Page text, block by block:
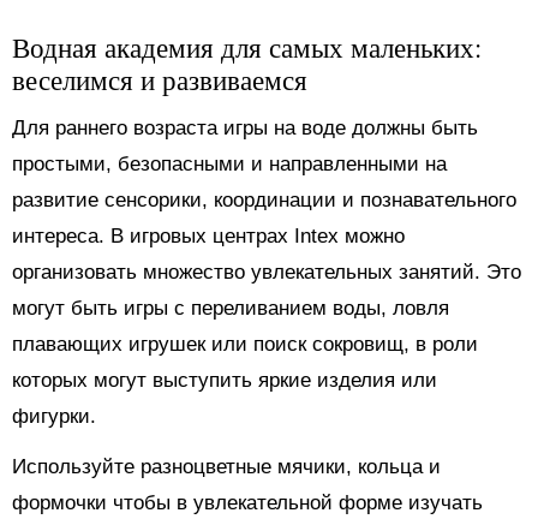
Водная академия для самых маленьких:
веселимся и развиваемся
Для раннего возраста игры на воде должны быть
простыми, безопасными и направленными на
развитие сенсорики, координации и познавательного
интереса. В игровых центрах Intex можно
организовать множество увлекательных занятий. Это
могут быть игры с переливанием воды, ловля
плавающих игрушек или поиск сокровищ, в роли
которых могут выступить яркие изделия или
фигурки.
Используйте разноцветные мячики, кольца и
формочки чтобы в увлекательной форме изучать